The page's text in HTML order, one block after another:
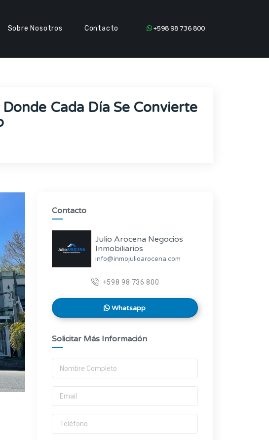
Sobre Nosotros Contacto +598 98 736 800
Cada Día Se Convierte
Contacto
Julio Arocena Negocios
Inmobiliarios
info@inmojulioarocena.com
+598 98 736 800
Whatsapp
Solicitar Más Información